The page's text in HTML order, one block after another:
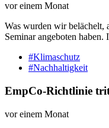
vor einem Monat
Was wurden wir belächelt,
Seminar angeboten
#Klimaschutz
#Nachhaltigkeit
EmpCo-Richtlinie
vor einem Monat